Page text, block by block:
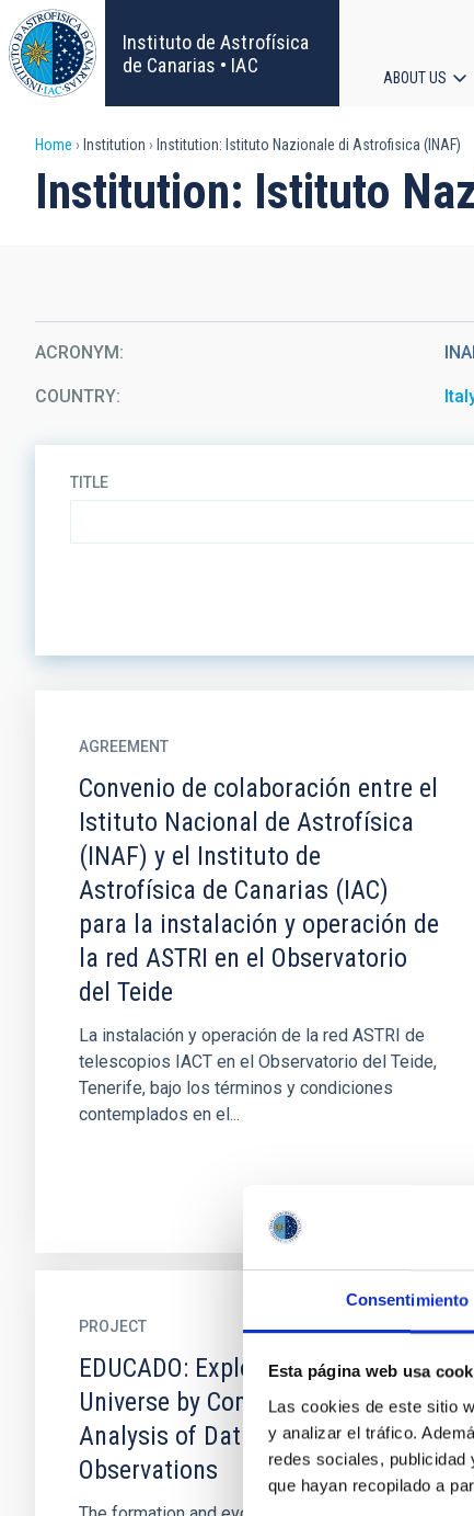
Consentimiento
Esta página web usa
Las cookies de este sitio
y analizar el tráfico.
redes sociales, publicidad
que hayan recopilado a
Skip
to
main
content
Instituto de Astrofísica
de Canarias • IAC
ABOUT US
Breadcrumb
Home Institution Institution: Istituto Nazionale di Astrofisica (INAF)
Institution: Istituto
ACRONYM
COUNTRY
TITLE
AGREEMENT
Convenio de colaboración entre el
Istituto Nacional de Astrofísica
(INAF) y el Instituto de
Astrofísica de Canarias (IAC)
para la instalación y operación de
la red ASTRI en el Observatorio
del Teide
La instalación y operación de la red ASTRI de
telescopios IACT en el Observatorio del Teide,
Tenerife, bajo los términos y condiciones
contemplados en el...
PROJECT
EDUCADO: Exploring the Deep
Universe by Computational
Analysis of Data from
Observations